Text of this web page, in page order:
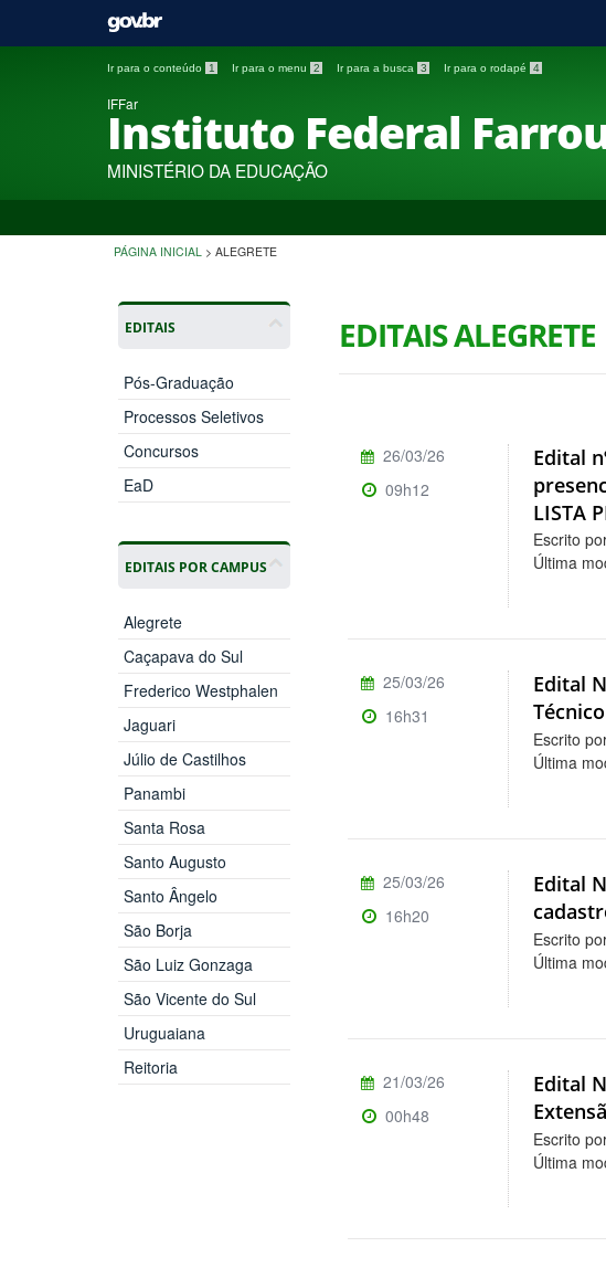
Ir para o conteúdo 1 Ir para o menu 2 Ir para a busca 3 Ir para o rodapé 4
IFFar
Instituto Federal
MINISTÉRIO DA EDUCAÇÃO
PÁGINA INICIAL > ALEGRETE
EDITAIS
Pós-Graduação
Processos Seletivos
Concursos
EaD
EDITAIS POR CAMPUS
Alegrete
Caçapava do Sul
Frederico Westphalen
Jaguari
Júlio de Castilhos
Panambi
Santa Rosa
Santo Augusto
Santo Ângelo
São Borja
São Luiz Gonzaga
São Vicente do Sul
Uruguaiana
Reitoria
EDITAIS ALEGRETE
Edital
LISTA
Escrito
Última
26/03/26
09h12
Edital
Escrito
Última
25/03/26
16h31
Edital
Escrito
Última
25/03/26
16h20
Edital
Escrito
Última
21/03/26
00h48